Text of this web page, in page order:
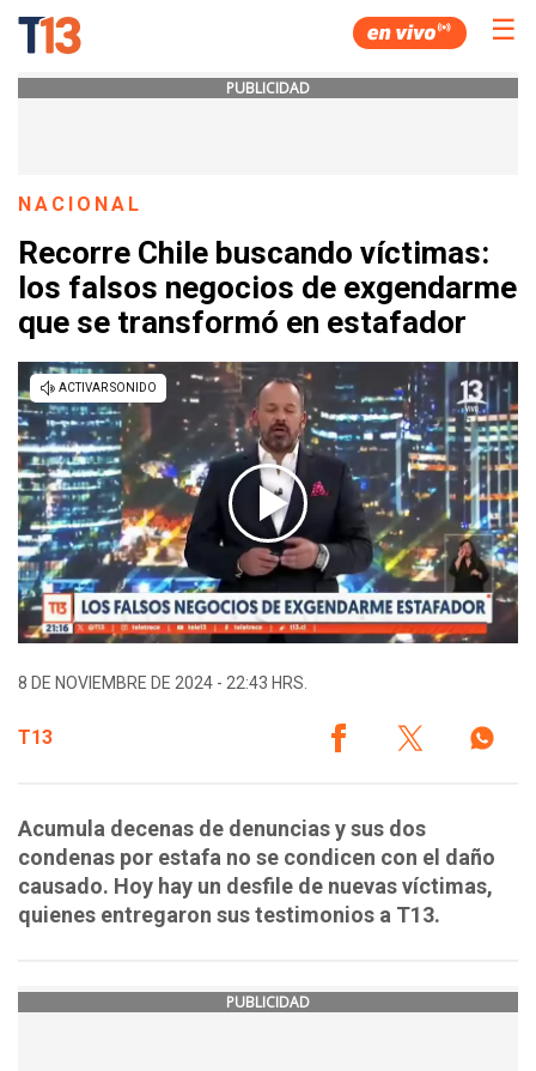
☰
PUBLICIDAD
NACIONAL
Recorre Chile buscando víctimas:
los falsos negocios de exgendarme
que se transformó en estafador
8 DE NOVIEMBRE DE 2024 - 22:43 HRS.
T13
Acumula decenas de denuncias y sus dos
condenas por estafa no se condicen con el daño
causado. Hoy hay un desfile de nuevas víctimas,
quienes entregaron sus testimonios a T13.
PUBLICIDAD